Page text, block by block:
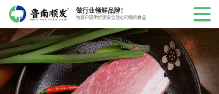
做行业领鲜品牌！
为客户提供优质安全放心的猪肉食品